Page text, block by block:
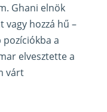
Ghani elnök
hozzá hű –
a
elvesztette a
várt